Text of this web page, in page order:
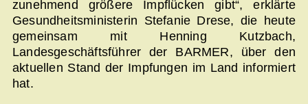
zunehmend größere Impflücken gibt“, erklärte
Gesundheitsministerin Stefanie Drese, die heute
gemeinsam mit Henning Kutzbach,
Landesgeschäftsführer der BARMER, über den
aktuellen Stand der Impfungen im Land informiert
hat.